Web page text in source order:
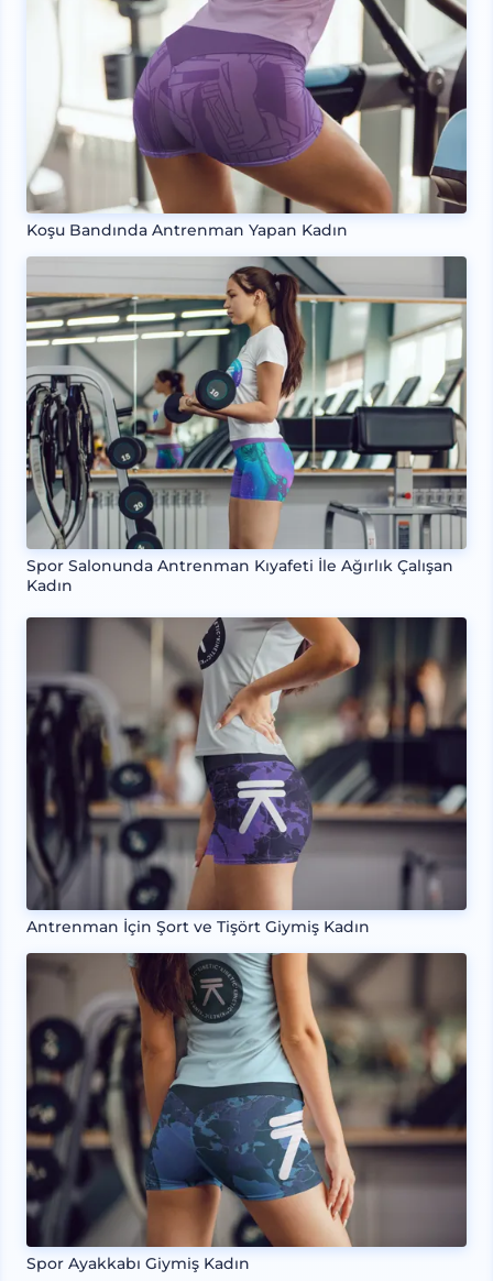
Koşu Bandında Antrenman Yapan Kadın
Spor Salonunda Antrenman Kıyafeti İle Ağırlık Çalışan
Kadın
Antrenman İçin Şort ve Tişört Giymiş Kadın
Spor Ayakkabı Giymiş Kadın